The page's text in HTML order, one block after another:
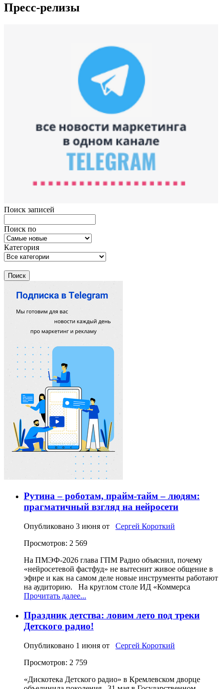
Пресс-релизы
Поиск записей
Поиск по
Категория
Поиск
Рутина – роботам, прайм-тайм – людям:
прагматичный взгляд на нейросети
Опубликовано 3 июня от Сергей Короткий
Просмотров: 2 569
На ПМЭФ‑2026 глава ГПМ Радио объяснил, почему
«нейросетевой фастфуд» не вытеснит живое общение в
эфире и как на самом деле новые инструменты работают
на аудиторию. На круглом столе ИД «Коммерса
Прочитать далее...
Праздник детства: ловим лето под треки
Детского радио!
Опубликовано 1 июня от Сергей Короткий
Просмотров: 2 759
«Дискотека Детского радио» в Кремлевском дворце